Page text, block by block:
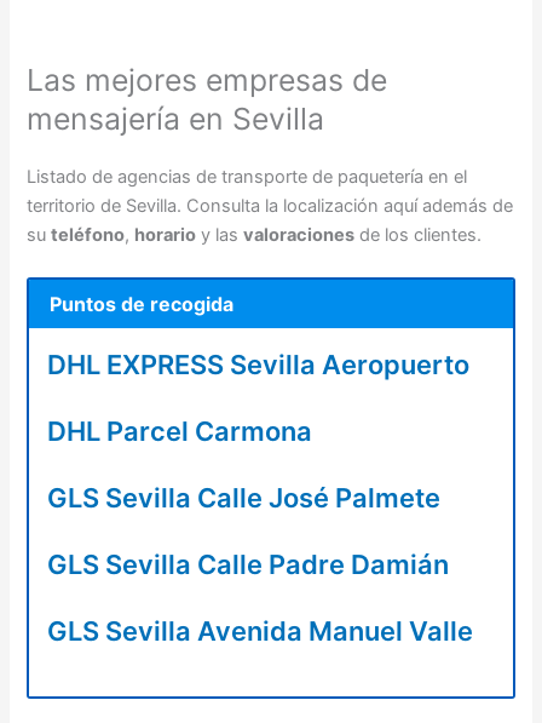
Las mejores empresas de
mensajería en Sevilla
Listado de agencias de transporte de paquetería en el
territorio de Sevilla. Consulta la localización aquí además de
suteléfono, horario y lasvaloraciones de los clientes.
Puntos de recogida
DHL EXPRESS Sevilla Aeropuerto
DHL Parcel Carmona
GLS Sevilla Calle José Palmete
GLS Sevilla Calle Padre Damián
GLS Sevilla Avenida Manuel Valle